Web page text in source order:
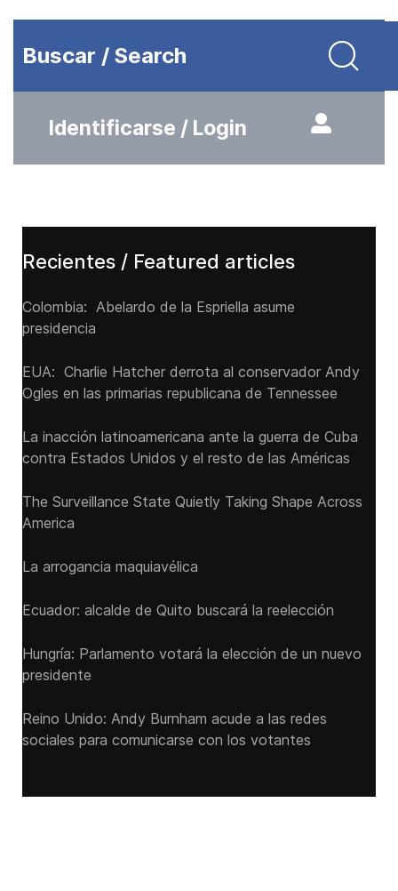
Buscar / Search
Identificarse / Login
Recientes / Featured articles
Colombia: Abelardo de la Espriella asume
presidencia
EUA: Charlie Hatcher derrota al conservador Andy
Ogles en las primarias republicana de Tennessee
La inacción latinoamericana ante la guerra de Cuba
contra Estados Unidos y el resto de las Américas
The Surveillance State Quietly Taking Shape Across
America
La arrogancia maquiavélica
Ecuador: alcalde de Quito buscará la reelección
Hungría: Parlamento votará la elección de un nuevo
presidente
Reino Unido: Andy ‌Burnham acude a las redes
sociales para comunicarse con los votantes